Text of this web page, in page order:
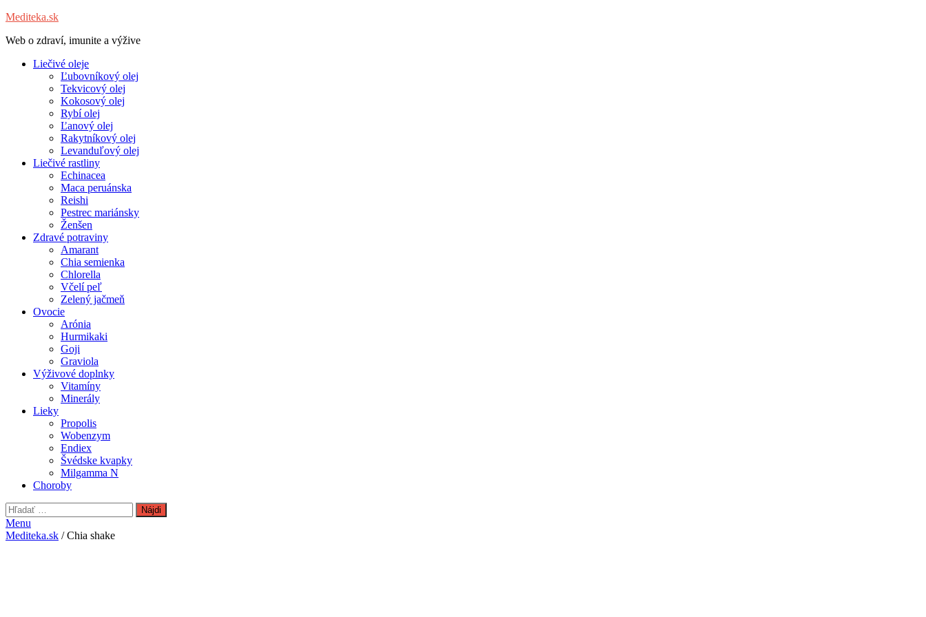
Mediteka.sk
Web o zdraví, imunite a výžive
Liečivé oleje
Ľubovníkový olej
Tekvicový olej
Kokosový olej
Rybí olej
Ľanový olej
Rakytníkový olej
Levanduľový olej
Liečivé rastliny
Echinacea
Maca peruánska
Reishi
Pestrec mariánsky
Ženšen
Zdravé potraviny
Amarant
Chia semienka
Chlorella
Včelí peľ
Zelený jačmeň
Ovocie
Arónia
Hurmikaki
Goji
Graviola
Výživové doplnky
Vitamíny
Minerály
Lieky
Propolis
Wobenzym
Endiex
Švédske kvapky
Milgamma N
Choroby
Hľadať:
Menu
Mediteka.sk / Chia shake